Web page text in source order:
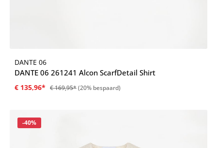
DANTE 06
DANTE 06 261241 Alcon ScarfDetail Shirt
€ 135,96* € 169,95*(20% bespaard)
Korting
-40%